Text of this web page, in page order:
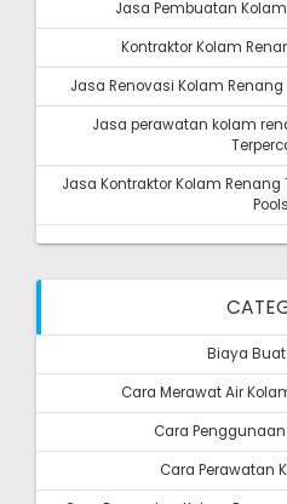
Jasa Pembuatan
Kontraktor Kolam
Jasa Renovasi Kolam
Jasa perawatan kolam
Jasa Kontraktor Kolam
Pools
Biaya
Cara Merawat Air
Cara
Cara Perawatan